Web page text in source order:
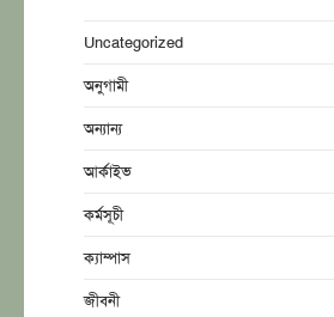
Uncategorized
অনুগামী
অন্যান্য
আর্কাইভ
কর্মসূচী
ক্যাম্পাস
জীবনী